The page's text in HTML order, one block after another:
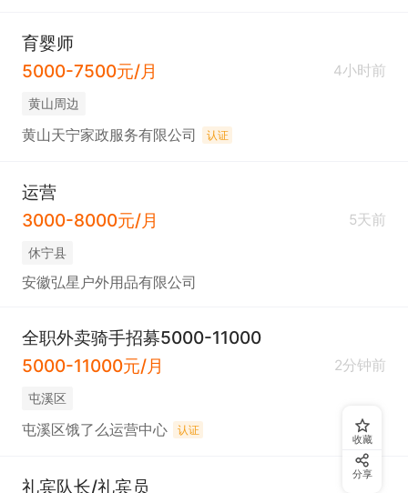
育婴师
5000-7500元/月
4小时前
黄山周边
黄山天宁家政服务有限公司 认证
运营
3000-8000元/月
5天前
休宁县
安徽弘星户外用品有限公司
全职外卖骑手招募5000-11000
5000-11000元/月
2分钟前
屯溪区
屯溪区饿了么运营中心 认证
礼宾队长/礼宾员
收藏
分享